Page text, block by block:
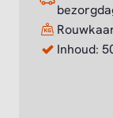
Inhoud: